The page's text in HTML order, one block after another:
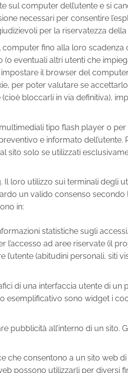
sul computer dell’utente e si
necessari per consentire
per la riservatezza
fino alla loro scadenza
eventuali altri utenti che
il browser del
per poter valutare se accettarlo
bloccarli in via definitiva),
tipo flash player o
e informato dell’utente.
sito solo se utilizzati
loro utilizzo sui terminali degli
un valido consenso secondo
in:
statistiche sugli
l’accesso ad aree riservate (il
(abitudini personali, siti
di una interfaccia utente di un
esemplificativo sono widget i
pubblicità all’interno di un sito.
che consentono a un sito web
possono utilizzarli per diversi